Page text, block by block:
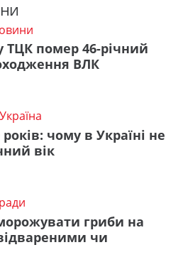
ТЦК помер 46-річний
ВЛК
Україна
чому в Україні не
вік
гриби на
чи